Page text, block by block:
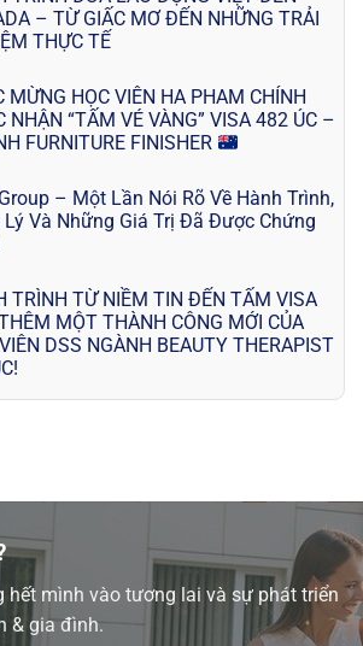
– TỪ GIẤC MƠ ĐẾN NHỮNG TRẢI
THỰC TẾ
MỪNG HỌC VIÊN HA PHAM CHÍNH
NHẬN “TẤM VÉ VÀNG” VISA 482 ÚC –
FURNITURE FINISHER
– Một Lần Nói Rõ Về Hành Trình,
Lý Và Những Giá Trị Đã Được Chứng
TRÌNH TỪ NIỀM TIN ĐẾN TẤM VISA
MỘT THÀNH CÔNG MỚI CỦA
DSS NGÀNH BEAUTY THERAPIST
hết mình vào tương lai và sự phát triển
& gia đình.